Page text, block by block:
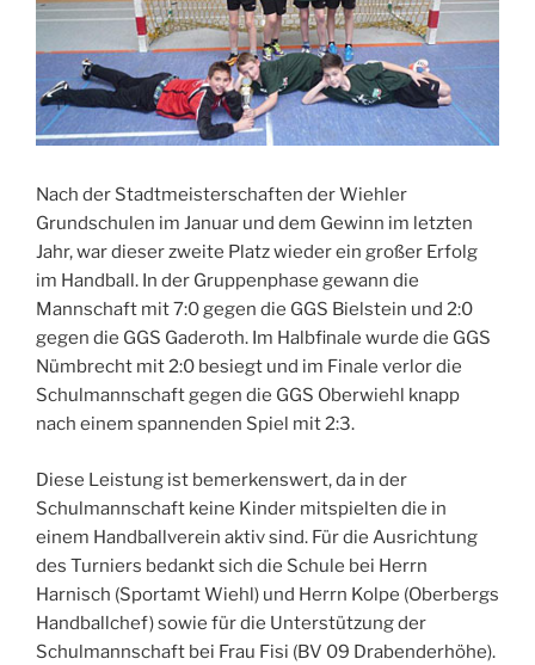
Nach der Stadtmeisterschaften der Wiehler
Grundschulen im Januar und dem Gewinn im letzten
Jahr, war dieser zweite Platz wieder ein großer Erfolg
im Handball. In der Gruppenphase gewann die
Mannschaft mit 7:0 gegen die GGS Bielstein und 2:0
gegen die GGS Gaderoth. Im Halbfinale wurde die GGS
Nümbrecht mit 2:0 besiegt und im Finale verlor die
Schulmannschaft gegen die GGS Oberwiehl knapp
nach einem spannenden Spiel mit 2:3.
Diese Leistung ist bemerkenswert, da in der
Schulmannschaft keine Kinder mitspielten die in
einem Handballverein aktiv sind. Für die Ausrichtung
des Turniers bedankt sich die Schule bei Herrn
Harnisch (Sportamt Wiehl) und Herrn Kolpe (Oberbergs
Handballchef) sowie für die Unterstützung der
Schulmannschaft bei Frau Fisi (BV 09 Drabenderhöhe).